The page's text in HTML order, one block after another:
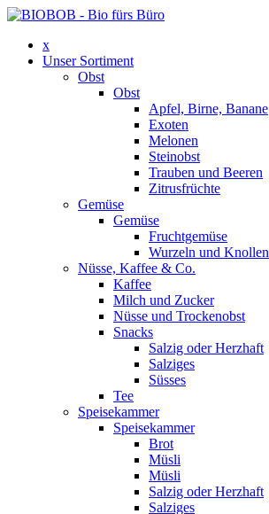
x
Unser Sortiment
Obst
Obst
Apfel, Birne, Banane
Exoten
Melonen
Steinobst
Trauben und Beeren
Zitrusfrüchte
Gemüse
Gemüse
Fruchtgemüse
Wurzeln und Knollen
Nüsse, Kaffee & Co.
Kaffee
Milch und Zucker
Nüsse und Trockenobst
Snacks
Salzig oder Herzhaft
Salziges
Süsses
Tee
Speisekammer
Speisekammer
Brot
Müsli
Müsli
Salzig oder Herzhaft
Salziges